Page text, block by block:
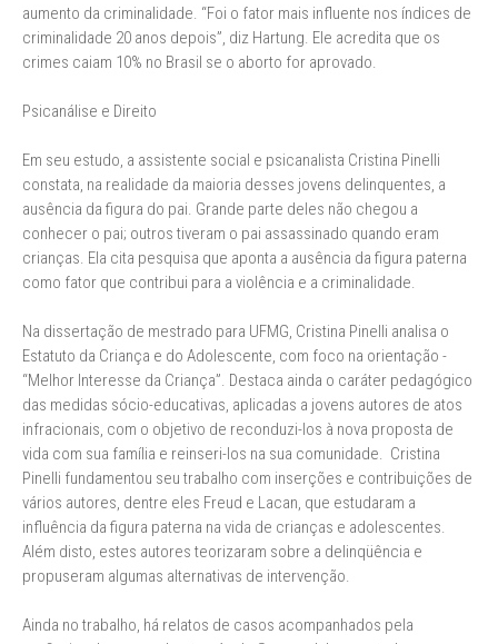
aumento da criminalidade. “Foi o fator mais influente nos índices de
criminalidade 20 anos depois”, diz Hartung. Ele acredita que os
crimes caiam 10% no Brasil se o aborto for aprovado.
Psicanálise e Direito
Em seu estudo, a assistente social e psicanalista Cristina Pinelli
constata, na realidade da maioria desses jovens delinquentes, a
ausência da figura do pai. Grande parte deles não chegou a
conhecer o pai; outros tiveram o pai assassinado quando eram
crianças. Ela cita pesquisa que aponta a ausência da figura paterna
como fator que contribui para a violência e a criminalidade.
Na dissertação de mestrado para UFMG, Cristina Pinelli analisa o
Estatuto da Criança e do Adolescente, com foco na orientação -
“Melhor Interesse da Criança”. Destaca ainda o caráter pedagógico
das medidas sócio-educativas, aplicadas a jovens autores de atos
infracionais, com o objetivo de reconduzi-los à nova proposta de
vida com sua família e reinseri-los na sua comunidade. Cristina
Pinelli fundamentou seu trabalho com inserções e contribuições de
vários autores, dentre eles Freud e Lacan, que estudaram a
influência da figura paterna na vida de crianças e adolescentes.
Além disto, estes autores teorizaram sobre a delinqüência e
propuseram algumas alternativas de intervenção.
Ainda no trabalho, há relatos de casos acompanhados pela